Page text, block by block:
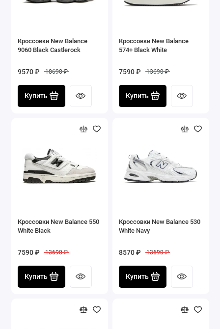
Кроссовки New Balance
9060 Black Castlerock
9570 ₽ 18690 ₽
Купить
Кроссовки New Balance
574+ Black White
7590 ₽ 13690 ₽
Купить
Кроссовки New Balance 550
White Black
7590 ₽ 13690 ₽
Купить
Кроссовки New Balance 530
White Navy
8570 ₽ 13690 ₽
Купить